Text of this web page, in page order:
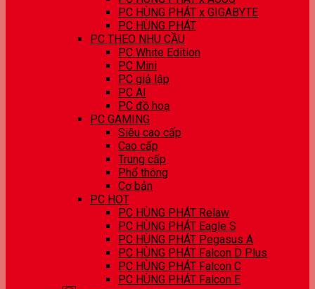
PC HÙNG PHÁT x GIGABYTE
PC HÙNG PHÁT
PC THEO NHU CẦU
PC White Edition
PC Mini
PC giả lập
PC AI
PC đồ hoạ
PC GAMING
Siêu cao cấp
Cao cấp
Trung cấp
Phổ thông
Cơ bản
PC HOT
PC HÙNG PHÁT Relaw
PC HÙNG PHÁT Eagle S
PC HÙNG PHÁT Pegasus A
PC HÙNG PHÁT Falcon D Plus
PC HÙNG PHÁT Falcon C
PC HÙNG PHÁT Falcon E